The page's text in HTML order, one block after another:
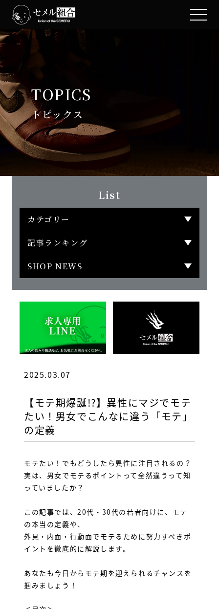
TOPICS
トピックス
2025.03.07
【モテ期爆誕!?】異性にマジでモテ
たい！男女でこんなに違う「モテ」
の定義
モテたい！でもどうしたら異性に注目されるの？
実は、男女でモテるポイントって全然違うって知
っていましたか？
この記事では、20代・30代の若者向けに、モテ
の本当の定義や、
外見・内面・行動面でモテるために努力すべきポ
イントを徹底的に解説します。
あなたも今日からモテ期を迎えられるチャンスを
掴みましょう！
List
カテゴリー
記事ランキング
SHOP NEWS